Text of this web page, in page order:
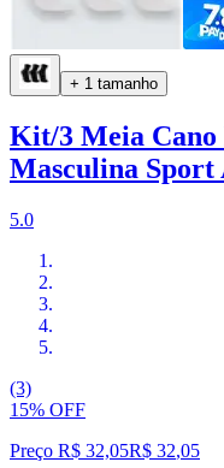
+ 1 tamanho
Kit/3 Meia Cano
Masculina Sport
5.0
(3)
15% OFF
Preço R$ 32,05R$ 32,05